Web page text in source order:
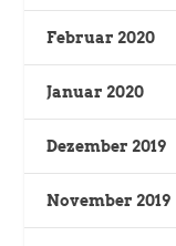
Februar 2020
Januar 2020
Dezember 2019
November 2019